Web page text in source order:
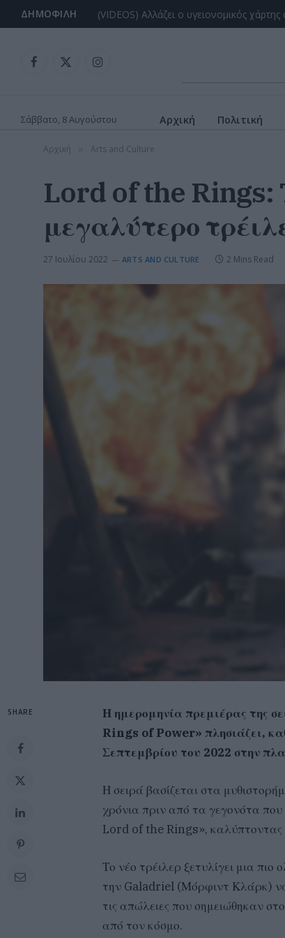
ΔΗΜΟΦΙΛΉ
Facebook
X
Instagram
Σάββατο, 8 Αυγούστου Αρχική Πολιτική
Αρχική Arts and Culture
Lord of the Rings:
μεγαλύτερο
27 Ιουλίου 2022 ARTS AND CULTURE 2 Mins Read
SHARE
Η ημερομηνία πρεμιέρας της
Rings of Power» πλησιάζει,
Σεπτεμβρίου του 2022 στην
Η σειρά βασίζεται στα
χρόνια πριν από τα γεγονότα
Lord of the Rings», καλύπτοντας
Το νέο τρέιλερ ξετυλίγει μια
την Galadriel (Μόρφιντ Κλάρκ)
τις απώλειες που σημειώθηκαν
από τον κόσμο.